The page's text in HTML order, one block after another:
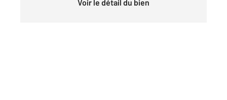
Voir le détail du bien